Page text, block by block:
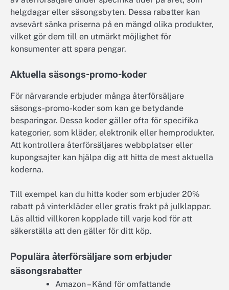
helgdagar eller säsongsbyten. Dessa rabatter kan
avsevärt sänka priserna på en mängd olika produkter,
vilket gör dem till en utmärkt möjlighet för
konsumenter att spara pengar.
Aktuella säsongs-promo-koder
För närvarande erbjuder många återförsäljare
säsongs-promo-koder som kan ge betydande
besparingar. Dessa koder gäller ofta för specifika
kategorier, som kläder, elektronik eller hemprodukter.
Att kontrollera återförsäljares webbplatser eller
kupongsajter kan hjälpa dig att hitta de mest aktuella
koderna.
Till exempel kan du hitta koder som erbjuder 20%
rabatt på vinterkläder eller gratis frakt på julklappar.
Läs alltid villkoren kopplade till varje kod för att
säkerställa att den gäller för ditt köp.
Populära återförsäljare som erbjuder
säsongsrabatter
Amazon – Känd för omfattande